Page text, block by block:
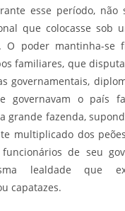
esse período, não
que colocasse sob
O poder mantinha-se
familiares, que
governamentais,
governavam o país
grande fazenda,
multiplicado dos
de seu
lealdade que
capatazes.